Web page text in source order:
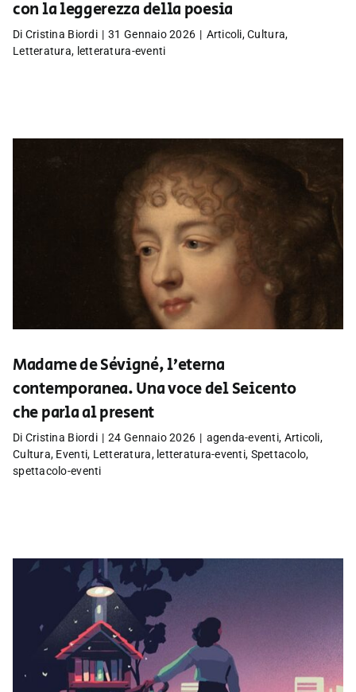
con la leggerezza della poesia
Di Cristina Biordi | 31 Gennaio 2026 | Articoli,Cultura,
Letteratura, letteratura-eventi
Madame de Sévigné, l’eterna
contemporanea. Una voce del Seicento
che parla al present
Di Cristina Biordi | 24 Gennaio 2026 | agenda-eventi, Articoli,
Cultura, Eventi, Letteratura, letteratura-eventi, Spettacolo,
spettacolo-eventi